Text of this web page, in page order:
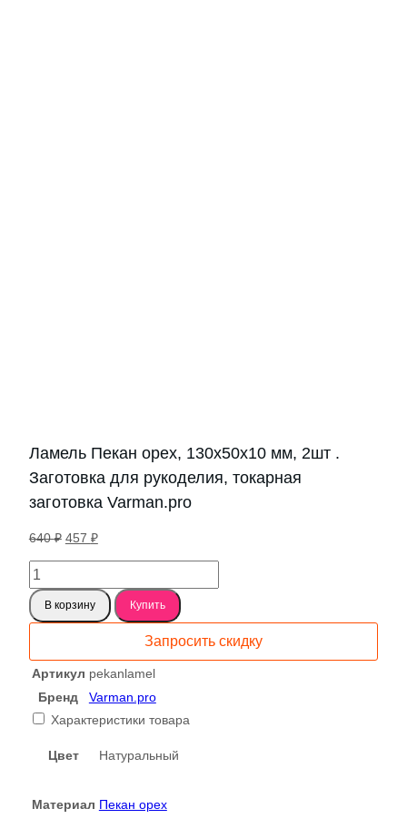
Ламель Пекан орех, 130х50х10 мм, 2шт .
Заготовка для рукоделия, токарная
заготовка Varman.pro
640₽ Первоначальная
457 ₽Текущая
Количество
товара
Ламель
Пекан
130х50х10
мм,
2шт
Заготовка
токарная
В корзину Купить
Запросить скидку
Артикул pekanlamel
Бренд
Varman.pro
Характеристики товара
Цвет Натуральный
Материал Пекан орех